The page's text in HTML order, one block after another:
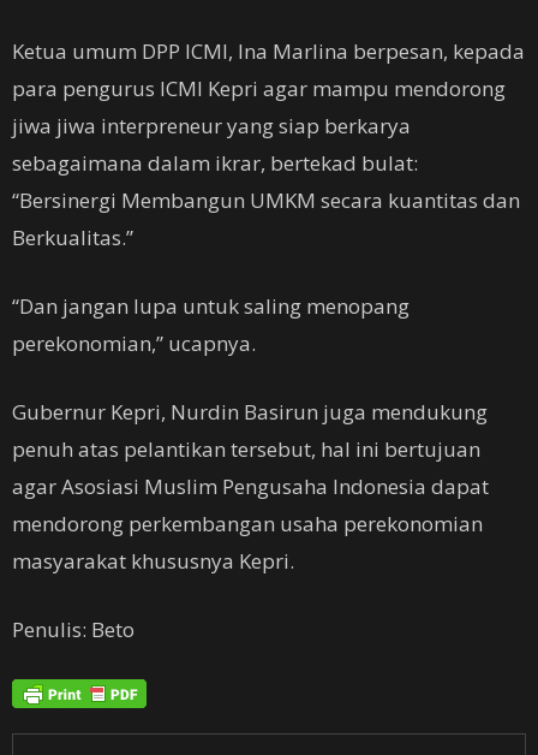
Ketua umum DPP ICMI, Ina Marlina berpesan, kepada
para pengurus ICMI Kepri agar mampu mendorong
jiwa jiwa interpreneur yang siap berkarya
sebagaimana dalam ikrar, bertekad bulat:
“Bersinergi Membangun UMKM secara kuantitas dan
Berkualitas.”
“Dan jangan lupa untuk saling menopang
perekonomian,” ucapnya.
Gubernur Kepri, Nurdin Basirun juga mendukung
penuh atas pelantikan tersebut, hal ini bertujuan
agar Asosiasi Muslim Pengusaha Indonesia dapat
mendorong perkembangan usaha perekonomian
masyarakat khususnya Kepri.
Penulis: Beto